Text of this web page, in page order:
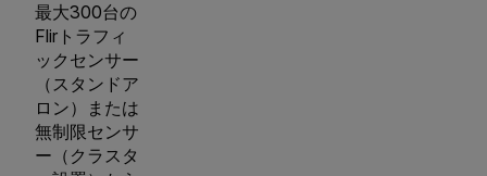
最大300台の
Flirトラフィ
ックセンサー
（スタンドア
ロン）または
無制限センサ
ー（クラスタ